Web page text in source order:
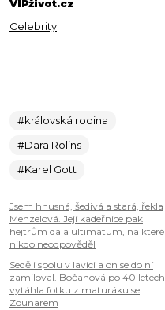
VIPživot.cz
Celebrity
#královská rodina
#Dara Rolins
#Karel Gott
Jsem hnusná, šedivá a stará, řekla
Menzelová. Její kadeřnice pak
hejtrům dala ultimátum, na které
nikdo neodpověděl
Seděli spolu v lavici a on se do ní
zamiloval. Bočanová po 40 letech
vytáhla fotku z maturáku se
Zounarem